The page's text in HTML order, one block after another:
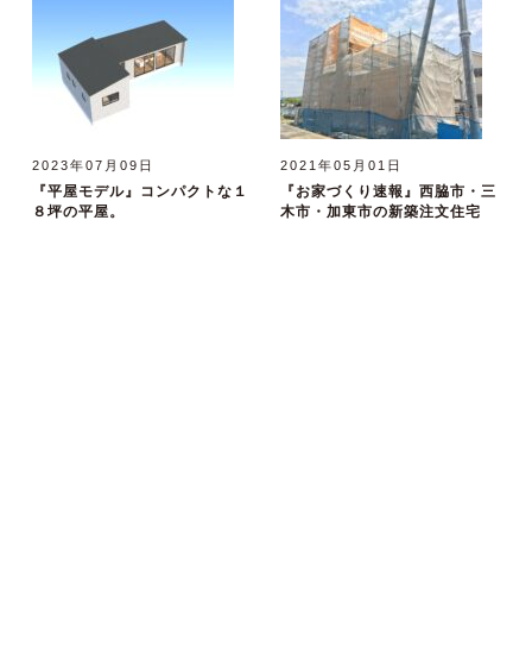
2023年07月09日
『平屋モデル』コンパクトな１
８坪の平屋。
2021年05月01日
『お家づくり速報』西脇市・三
木市・加東市の新築注文住宅